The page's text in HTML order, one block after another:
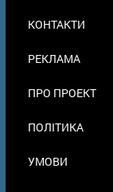
В
КОНТАКТИ
РЕКЛАМА
ПРО ПРОЕКТ
ПОЛІТИКА
УМОВИ